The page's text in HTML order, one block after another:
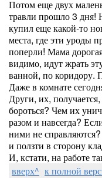
Потом еще двух
травли прошло 3 дня!
купил еще какой-то
места, где эти уроды
поперли! Мама
видимо, идут жрать
ванной, по коридору.
Даже в комнате
Други, их,
бороться? Чем их
разом и навсегда?
ними не
и ползти в сторону
И, кстати, на работе
вверх^ к полной